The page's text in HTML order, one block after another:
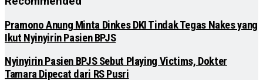
Pramono Anung Minta Dinkes DKI Tindak Tegas Nakes yang
Ikut Nyinyirin Pasien BPJS
Nyinyirin Pasien BPJS Sebut Playing Victims, Dokter
Tamara Dipecat dari RS Pusri